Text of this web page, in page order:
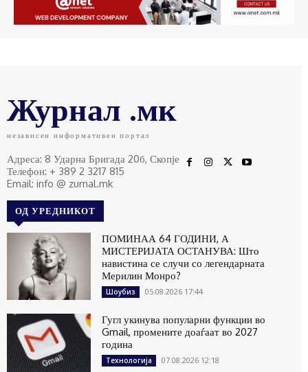
Журнал .мк
независен информативен портал
Адреса: 8 Ударна Бригада 20б, Скопје
Телефон: + 389 2 3217 815
Email: info @ zurnal.mk
ОД УРЕДНИКОТ
ПОМИНАА 64 ГОДИНИ, А
МИСТЕРИЈАТА ОСТАНУВА: Што
навистина се случи со легендарната
Мерилин Монро?
Шоубиз 05.08.2026 17:44
Гугл укинува популарни функции во
Gmail, промените доаѓаат во 2027
година
Технологија 07.08.2026 12:18